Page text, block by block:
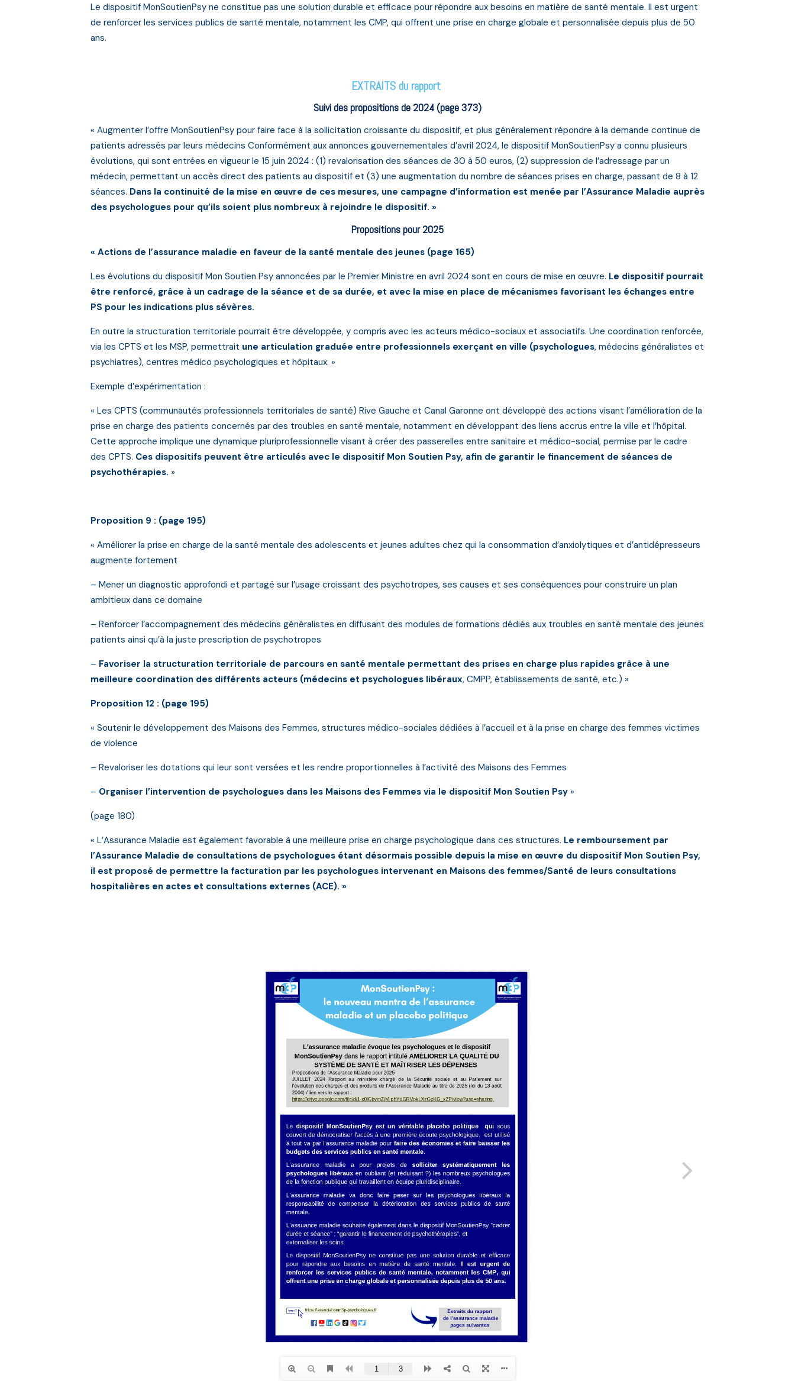
Le dispositif MonSoutienPsy ne constitue pas une solution durable et efficace pour répondre aux besoins en matière de santé mentale. Il est urgent
de renforcer les services publics de santé mentale, notamment les CMP, qui offrent une prise en charge globale et personnalisée depuis plus de 50
ans.
EXTRAITS du rapport
Suivi des propositions de 2024 (page 373)
« Augmenter l’offre MonSoutienPsy pour faire face à la sollicitation croissante du dispositif, et plus généralement répondre à la demande continue de
patients adressés par leurs médecins Conformément aux annonces gouvernementales d’avril 2024, le dispositif MonSoutienPsy a connu plusieurs
évolutions, qui sont entrées en vigueur le 15 juin 2024 : (1) revalorisation des séances de 30 à 50 euros, (2) suppression de l’adressage par un
médecin, permettant un accès direct des patients au dispositif et (3) une augmentation du nombre de séances prises en charge, passant de 8 à 12
séances. Dans la continuité de la mise en œuvre de ces mesures, une campagne d’information est menée par l’Assurance Maladie auprès
des psychologues pour qu’ils soient plus nombreux à rejoindre le dispositif. »
Propositions pour 2025
« Actions de l’assurance maladie en faveur de la santé mentale des jeunes (page 165)
Les évolutions du dispositif Mon Soutien Psy annoncées par le Premier Ministre en avril 2024 sont en cours de mise en œuvre. Le dispositif pourrait
être renforcé, grâce à un cadrage de la séance et de sa durée, et avec la mise en place de mécanismes favorisant les échanges entre
PS pour les indications plus sévères.
En outre la structuration territoriale pourrait être développée, y compris avec les acteurs médico-sociaux et associatifs. Une coordination renforcée,
via les CPTS et les MSP, permettrait une articulation graduée entre professionnels exerçant en ville (psychologues, médecins généralistes et
psychiatres), centres médico psychologiques et hôpitaux. »
Exemple d’expérimentation :
« Les CPTS (communautés professionnels territoriales de santé) Rive Gauche et Canal Garonne ont développé des actions visant l’amélioration de la
prise en charge des patients concernés par des troubles en santé mentale, notamment en développant des liens accrus entre la ville et l’hôpital.
Cette approche implique une dynamique pluriprofessionnelle visant à créer des passerelles entre sanitaire et médico-social, permise par le cadre
des CPTS. Ces dispositifs peuvent être articulés avec le dispositif Mon Soutien Psy, afin de garantir le financement de séances de
psychothérapies. »
Proposition 9 : (page 195)
« Améliorer la prise en charge de la santé mentale des adolescents et jeunes adultes chez qui la consommation d’anxiolytiques et d’antidépresseurs
augmente fortement
– Mener un diagnostic approfondi et partagé sur l’usage croissant des psychotropes, ses causes et ses conséquences pour construire un plan
ambitieux dans ce domaine
– Renforcer l’accompagnement des médecins généralistes en diffusant des modules de formations dédiés aux troubles en santé mentale des jeunes
patients ainsi qu’à la juste prescription de psychotropes
– Favoriser la structuration territoriale de parcours en santé mentale permettant des prises en charge plus rapides grâce à une
meilleure coordination des différents acteurs (médecins et psychologues libéraux, CMPP, établissements de santé, etc.) »
Proposition 12 : (page 195)
« Soutenir le développement des Maisons des Femmes, structures médico-sociales dédiées à l’accueil et à la prise en charge des femmes victimes
de violence
– Revaloriser les dotations qui leur sont versées et les rendre proportionnelles à l’activité des Maisons des Femmes
– Organiser l’intervention de psychologues dans les Maisons des Femmes via le dispositif Mon Soutien Psy»
(page 180)
« L’Assurance Maladie est également favorable à une meilleure prise en charge psychologique dans ces structures. Le remboursement par
l’Assurance Maladie de consultations de psychologues étant désormais possible depuis la mise en œuvre du dispositif Mon Soutien Psy,
il est proposé de permettre la facturation par les psychologues intervenant en Maisons des femmes/Santé de leurs consultations
hospitalières en actes et consultations externes (ACE). »